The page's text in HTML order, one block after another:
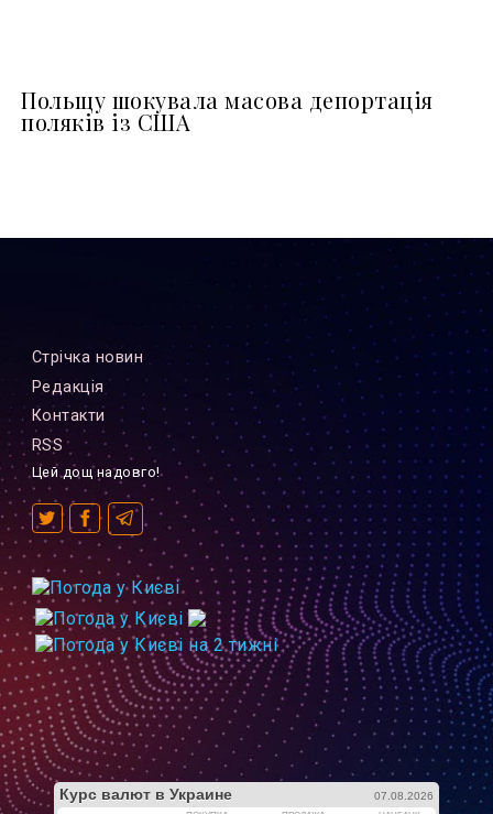
Польщу шокувала масова депортація
поляків із США
Стрiчка новин
Редакцiя
Контакти
RSS
Цей дощ надовго!